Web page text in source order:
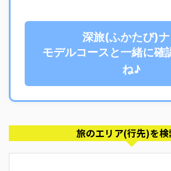
深旅(ふかたび)
モデルコースと一緒に確
ね♪
旅のエリア(行先)を検